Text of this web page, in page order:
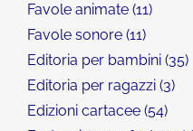
Favole animate 11
Favole sonore 11
Editoria per bambini 35
Editoria per ragazzi 3
Edizioni cartacee 54